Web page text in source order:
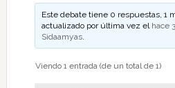
Este debate tiene 0 respuestas, 1
actualizado por última vez el hace
Sidaamyas.
Viendo 1 entrada (de un total de 1)